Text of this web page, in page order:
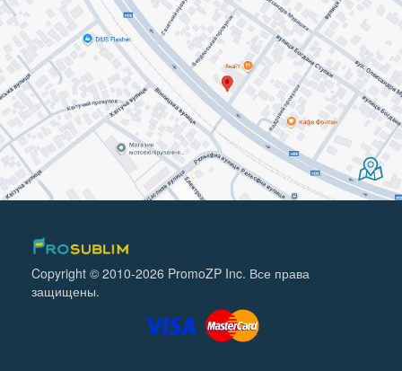
Copyright © 2010-2026 PromoZP Inc. Все права
защищены.